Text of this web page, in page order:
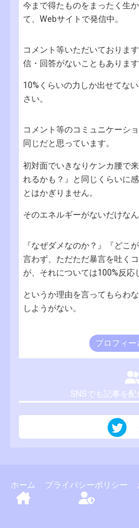
今まで得たものをまったく生
て、Webサイトで発信中。
コメント等いただいておりま
信・回答がないこともあります
10%くらいの力しか出せてな
さい。
コメント等のコミュニケーシ
同じだと思っています。
初対面でいきなりケンカ腰で
れるかも？』と同じくらいに
とはかぎりません。
そのエネルギーがないだけな
『なぜダメなのか？』『どこ
言わず、ただただ暴言を吐く
が、それについては100%反応
というか理由を言ってもらわ
しようがない。
プロフィー
SNSでも記事を配
ホーム プライバシーポリシー